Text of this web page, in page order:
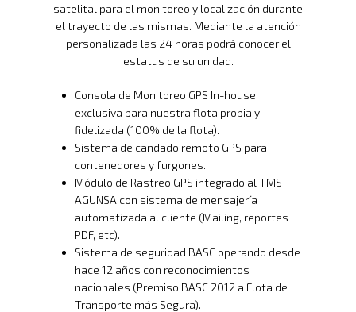
satelital para el monitoreo y localización durante
el trayecto de las mismas. Mediante la atención
personalizada las 24 horas podrá conocer el
estatus de su unidad.
Consola de Monitoreo GPS In-house
exclusiva para nuestra flota propia y
fidelizada (100% de la flota).
Sistema de candado remoto GPS para
contenedores y furgones.
Módulo de Rastreo GPS integrado al TMS
AGUNSA con sistema de mensajería
automatizada al cliente (Mailing, reportes
PDF, etc).
Sistema de seguridad BASC operando desde
hace 12 años con reconocimientos
nacionales (Premiso BASC 2012 a Flota de
Transporte más Segura).